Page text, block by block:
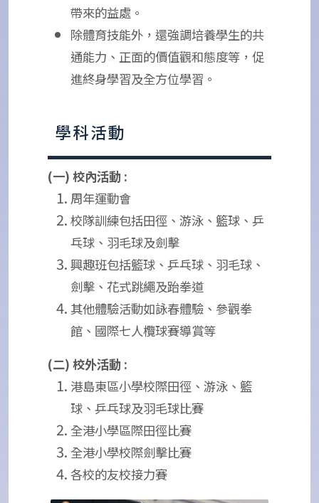
帶來的益處。
除體育技能外，還強調培養學生的共
通能力、正面的價值觀和態度等，促
進終身學習及全方位學習。
學科活動
(一) 校內活動 :
周年運動會
校隊訓練包括田徑、游泳、籃球、乒
乓球、羽毛球及劍擊
興趣班包括籃球、乒乓球、羽毛球、
劍擊、花式跳繩及跆拳道
其他體驗活動如詠春體驗、參觀拳
館、國際七人欖球賽導賞等
(二) 校外活動 :
港島東區小學校際田徑、游泳、籃
球、乒乓球及羽毛球比賽
全港小學區際田徑比賽
全港小學校際劍擊比賽
各校的友校接力賽